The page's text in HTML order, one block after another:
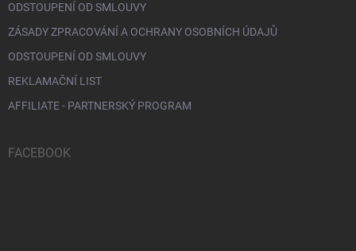
ODSTOUPENÍ OD SMLOUVY
ZÁSADY ZPRACOVÁNÍ A OCHRANY OSOBNÍCH ÚDAJŮ
ODSTOUPENÍ OD SMLOUVY
REKLAMAČNÍ LIST
AFFILIATE - PARTNERSKÝ PROGRAM
FACEBOOK